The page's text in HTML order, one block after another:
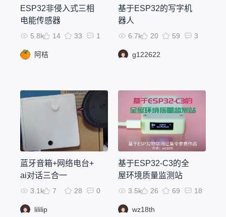
ESP32非侵入式三相
电能传感器
5.8k 14 33 1
阿桔
基于ESP32的写字机
器人
6.7k 20 59 3
g122622
蓝牙音箱+网络电台+
ai对话三合一
3.1k 7 28 0
lililip
基于ESP32-C3的全
屋环境质量监测站
3.5k 26 69 18
wz18th